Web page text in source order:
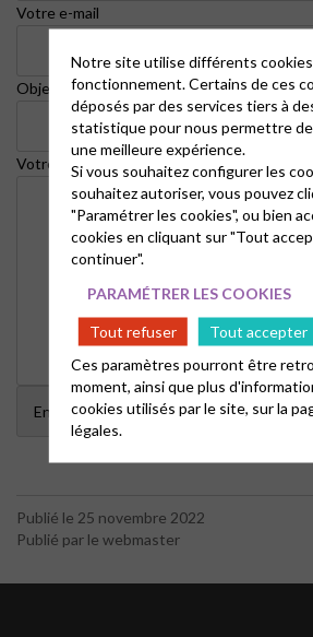
Votre e-mail
Objet
Votre message (facultatif)
Publié le 25 novembre 2022
Publié par le webmaster
Notre site utilise différents
fonctionnement. Certains de ces
déposés par des services tiers à
statistique pour nous permettre
une meilleure expérience.
Si vous souhaitez configurer les
souhaitez autoriser, vous pouvez
"Paramétrer les cookies", ou bien
cookies en cliquant sur "Tout
continuer".
PARAMÉTRER LES COOKIES
Tout refuser
Tout accepter
Ces paramètres pourront être
moment, ainsi que plus
cookies utilisés par le site, sur la
légales.